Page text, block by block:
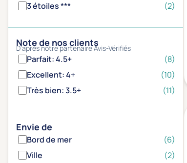
3 étoiles ***
(2)
Note de nos clients
D'après notre partenaire Avis-Vérifiés
Parfait: 4.5+
(8)
Excellent: 4+
(10)
Très bien: 3.5+
(11)
Envie de
Bord de mer
(6)
Ville
(2)